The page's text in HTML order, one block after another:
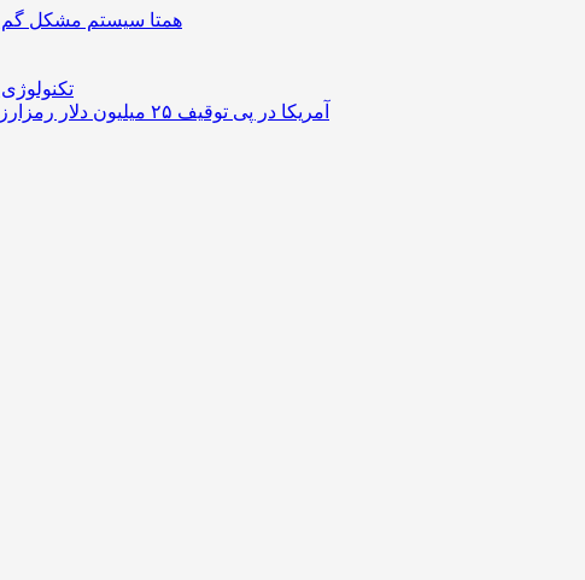
همتا سیستم مشکل گم
آمریکا در پی توقیف ۲۵ میلیون دلار رمزارز حاصل از کلاهبرداری‌های عاشقانه است